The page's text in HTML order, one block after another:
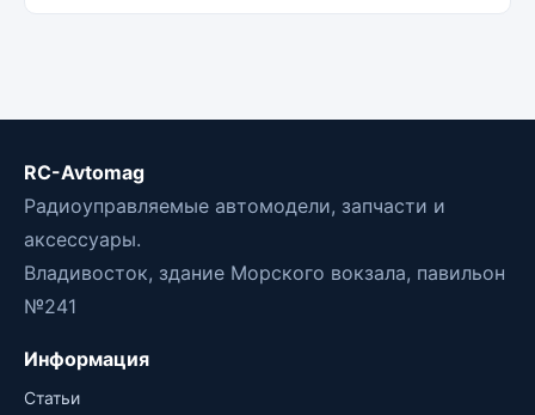
RC-Avtomag
Радиоуправляемые автомодели, запчасти и
аксессуары.
Владивосток, здание Морского вокзала, павильон
№241
Информация
Статьи